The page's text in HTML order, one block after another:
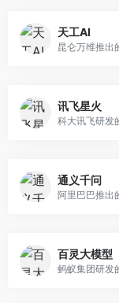
天工AI
讯飞星火
通义千问
百灵大模型